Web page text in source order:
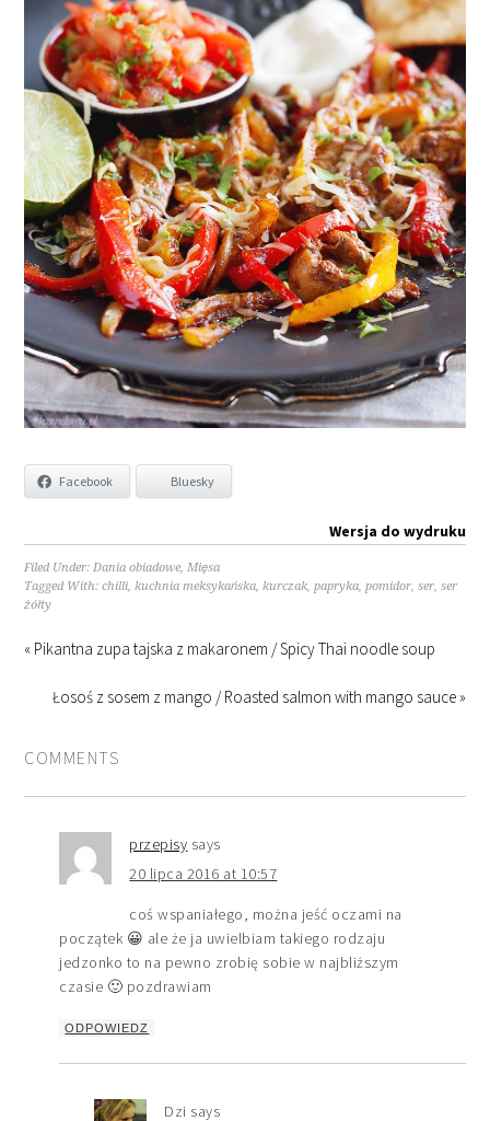
Facebook Bluesky
Wersja do wydruku
Filed Under:Dania obiadowe,Mięsa
Tagged With:chilli,kuchnia meksykańska,kurczak,papryka,pomidor,ser,ser
żółty
« Pikantna zupa tajska z makaronem / Spicy Thai noodle soup
Łosoś z sosem z mango / Roasted salmon with mango sauce »
COMMENTS
przepisy says
20 lipca 2016 at 10:57
coś wspaniałego, można jeść oczami na
początek 😀 ale że ja uwielbiam takiego rodzaju
jedzonko to na pewno zrobię sobie w najbliższym
czasie 🙂 pozdrawiam
ODPOWIEDZ
Dzi says